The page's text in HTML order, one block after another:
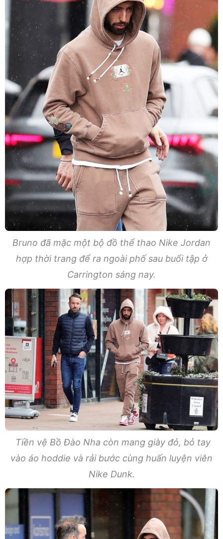
Bruno đã mặc một bộ đồ thể thao Nike Jordan
hợp thời trang để ra ngoài phố sau buổi tập ở
Carrington sáng nay.
Tiền vệ Bồ Đào Nha còn mang giày đỏ, bỏ tay
vào áo hoddie và rải bước cùng huấn luyện viên
Nike Dunk.